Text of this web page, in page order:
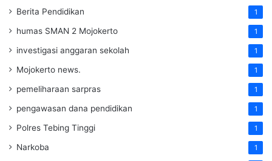
Berita Pendidikan 1
humas SMAN 2 Mojokerto 1
investigasi anggaran sekolah 1
Mojokerto news. 1
pemeliharaan sarpras 1
pengawasan dana pendidikan 1
Polres Tebing Tinggi 1
Narkoba 1